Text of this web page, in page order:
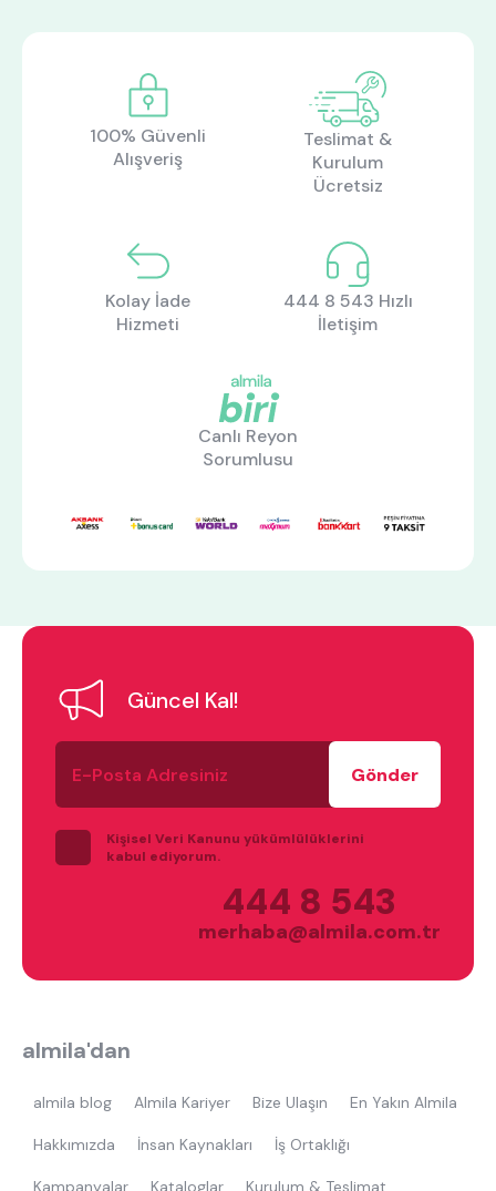
tek kişilik yatak
toddler yatak
çocuk odası
oyuncu sandalyesi
100% Güvenli
Alışveriş
Teslimat &
Kurulum
Ücretsiz
Kolay İade
Hizmeti
444 8 543 Hızlı
İletişim
Canlı Reyon
Sorumlusu
Güncel Kal!
E-
Posta
Adresiniz
Kişisel Veri Kanunu yükümlülüklerini
kabul ediyorum.
444 8 543
merhaba@almila.com.tr
almila'dan
almila blog Almila Kariyer Bize Ulaşın En Yakın Almila
Hakkımızda İnsan Kaynakları İş Ortaklığı